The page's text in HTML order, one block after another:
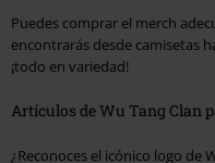
Puedes comprar el merch
encontrarás desde camisetas
¡todo en variedad!
Artículos de Wu Tang Clan
¿Reconoces el icónico logo de